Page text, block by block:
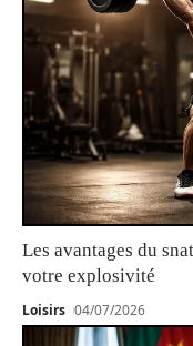
Les avantages du
votre explosivité
Loisirs 04/07/2026